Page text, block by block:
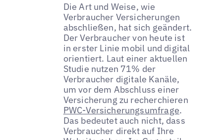
Die Art und Weise, wie
Verbraucher Versicherungen
abschließen, hat sich geändert.
Der Verbraucher von heute ist
in erster Linie mobil und digital
orientiert. Laut einer aktuellen
Studie nutzen 71% der
Verbraucher digitale Kanäle,
um vor dem Abschluss einer
Versicherung zu recherchieren
PWC-Versicherungsumfrage.
Das bedeutet auch nicht, dass
Verbraucher direkt auf Ihre